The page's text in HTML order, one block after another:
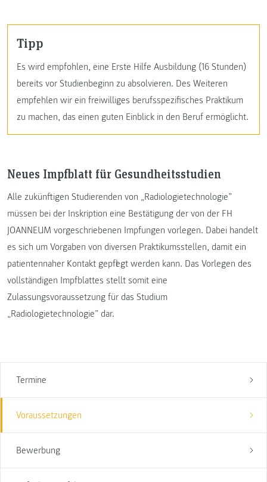
Termine
Voraussetzungen
Bewerbung
Tipp
Es wird empfohlen, eine Erste Hilfe Ausbildung (16 Stunden)
bereits vor Studienbeginn zu absolvieren. Des Weiteren
empfehlen wir ein freiwilliges berufsspezifisches Praktikum
zu machen, das einen guten Einblick in den Beruf ermöglicht.
Neues Impfblatt für Gesundheitsstudien
Alle zukünftigen Studierenden von „Radiologietechnologie”
müssen bei der Inskription eine Bestätigung der von der FH
JOANNEUM vorgeschriebenen Impfungen vorlegen. Dabei handelt
es sich um Vorgaben von diversen Praktikumsstellen, damit ein
patientennaher Kontakt gepflegt werden kann. Das Vorlegen des
vollständigen Impfblattes stellt somit eine
Zulassungsvoraussetzung für das Studium
„Radiologietechnologie” dar.